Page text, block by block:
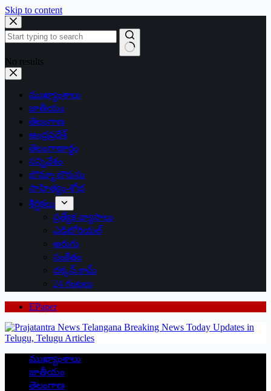
Skip to content
No results
ముఖ్యాంశాలు
జాతీయం
తెలంగాణ
ఆంధ్రప్రదేశ్
తెలంగాణార్థం
సన్నివేశం
బొమ్మా బొరుసు
సాహిత్యం-శోభ
శీర్షికలు
ప్రత్యేక వ్యాసాలు
ఎడిటోరియల్
అరుగు
సంకేతం
దక్కన్.కామ్
24 గంటలు
EPaper
ముఖ్యాంశాలు
జాతీయం
తెలంగాణ